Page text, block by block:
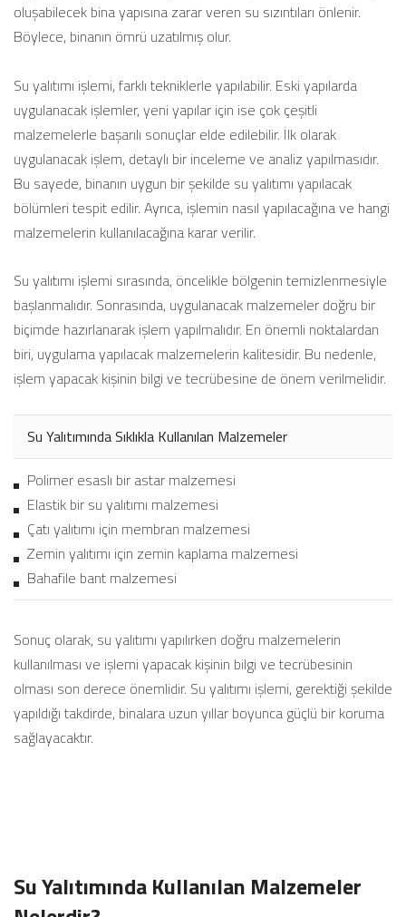
oluşabilecek bina yapısına zarar veren su sızıntıları önlenir.
Böylece, binanın ömrü uzatılmış olur.
Su yalıtımı işlemi, farklı tekniklerle yapılabilir. Eski yapılarda
uygulanacak işlemler, yeni yapılar için ise çok çeşitli
malzemelerle başarılı sonuçlar elde edilebilir. İlk olarak
uygulanacak işlem, detaylı bir inceleme ve analiz yapılmasıdır.
Bu sayede, binanın uygun bir şekilde su yalıtımı yapılacak
bölümleri tespit edilir. Ayrıca, işlemin nasıl yapılacağına ve hangi
malzemelerin kullanılacağına karar verilir.
Su yalıtımı işlemi sırasında, öncelikle bölgenin temizlenmesiyle
başlanmalıdır. Sonrasında, uygulanacak malzemeler doğru bir
biçimde hazırlanarak işlem yapılmalıdır. En önemli noktalardan
biri, uygulama yapılacak malzemelerin kalitesidir. Bu nedenle,
işlem yapacak kişinin bilgi ve tecrübesine de önem verilmelidir.
Su Yalıtımında Sıklıkla Kullanılan Malzemeler
Polimer esaslı bir astar malzemesi
Elastik bir su yalıtımı malzemesi
Çatı yalıtımı için membran malzemesi
Zemin yalıtımı için zemin kaplama malzemesi
Bahafile bant malzemesi
Sonuç olarak, su yalıtımı yapılırken doğru malzemelerin
kullanılması ve işlemi yapacak kişinin bilgi ve tecrübesinin
olması son derece önemlidir. Su yalıtımı işlemi, gerektiği şekilde
yapıldığı takdirde, binalara uzun yıllar boyunca güçlü bir koruma
sağlayacaktır.
Su Yalıtımında Kullanılan Malzemeler